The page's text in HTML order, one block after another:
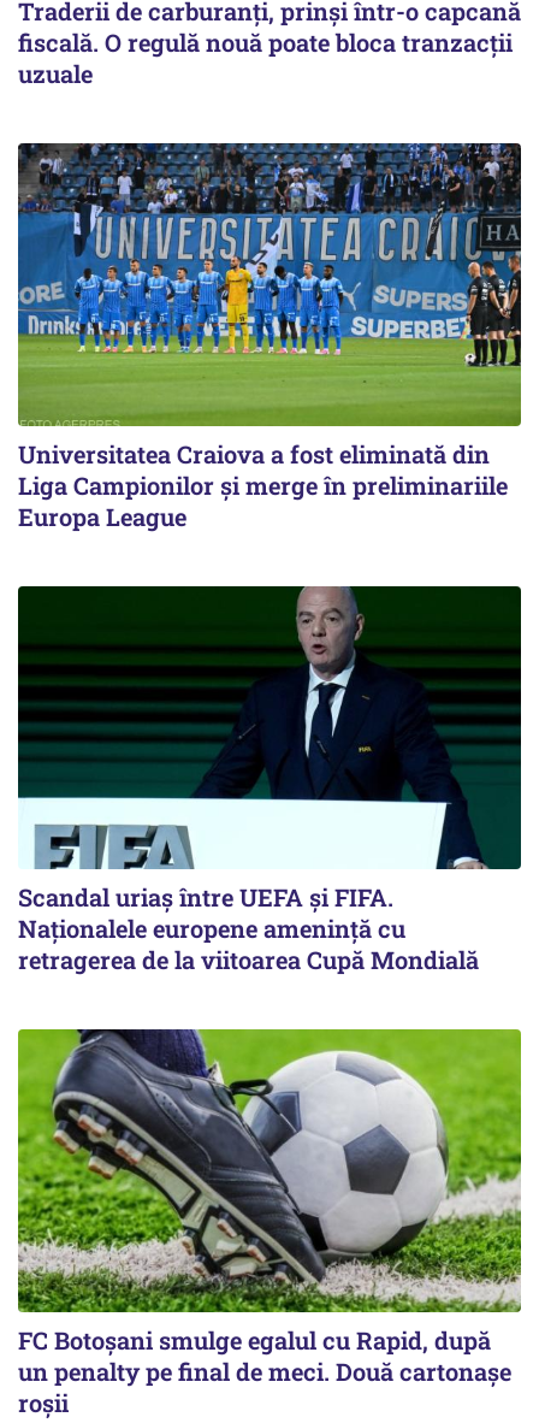
Traderii de carburanți, prinși într-o capcană
fiscală. O regulă nouă poate bloca tranzacții
uzuale
Universitatea Craiova a fost eliminată din
Liga Campionilor şi merge în preliminariile
Europa League
Scandal uriaş între UEFA şi FIFA.
Naţionalele europene ameninţă cu
retragerea de la viitoarea Cupă Mondială
FC Botoşani smulge egalul cu Rapid, după
un penalty pe final de meci. Două cartonaşe
roşii